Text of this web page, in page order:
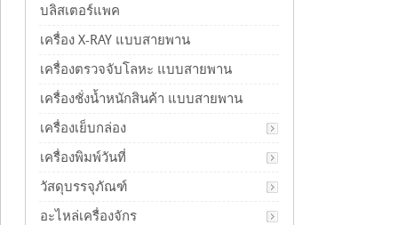
บลิสเตอร์แพค
เครื่อง X-RAY แบบสายพาน
เครื่องตรวจจับโลหะ แบบสายพาน
เครื่องชั่งน้ำหนักสินค้า แบบสายพาน
เครื่องเย็บกล่อง
เครื่องพิมพ์วันที่
วัสดุบรรจุภัณฑ์
อะไหล่เครื่องจักร